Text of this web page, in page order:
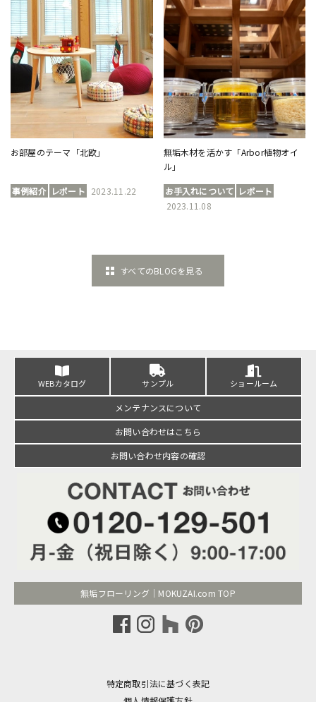
お部屋のテーマ「北欧」
事例紹介 レポート 2023.11.22
無垢木材を活かす「Arbor植物オイ
ル」
お手入れについて レポート
2023.11.08
すべてのBLOGを見る
WEBカタログ サンプル ショールーム
メンテナンスについて
お問い合わせはこちら
お問い合わせ内容の確認
無垢フローリング｜MOKUZAI.com TOP
特定商取引法に基づく表記